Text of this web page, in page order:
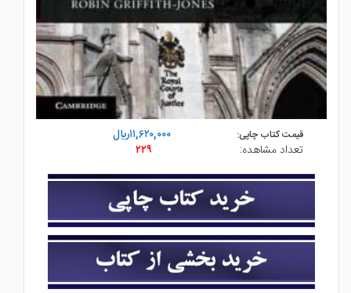
قیمت کتاب چاپی:
۱۱,۶۲۰,۰۰۰ريال
تعداد مشاهده:
۲۲۹